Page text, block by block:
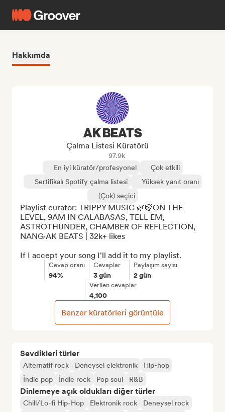
Hakkımda
Sevdikleri türler
Alternatif rock Deneysel elektronik
Hip-hop
İndie pop
İndie rock Pop soul R&B
Dinlemeye açık oldukları diğer türler
Chill/Lo-fi Hip-Hop Elektronik rock
Deneysel rock
AK BEATS
Çalma Listesi Küratörü
97.9k
En iyi küratör/profesyonel
Çok etkili
Sertifikalı Spotify çalma listesi
Yüksek yanıt oranı
(Çok) seçici
Playlist curator: TRIPPY MUSIC 🌿🍃ON THE
LEVEL, 9AM IN CALABASAS, TELL EM,
ASTROTHUNDER, CHAMBER OF REFLECTION,
NANG·AK BEATS | 32k+ likes
If I accept your song I'll add it to my playlist.
Cevap oranı
94%
Cevaplar
3 gün
Paylaşım sayısı
2 gün
Verilen cevaplar
4,100
Benzer küratörleri görüntüle